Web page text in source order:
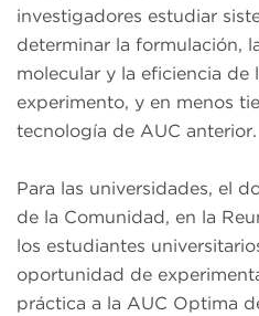
investigadores estudiar
determinar la formulación,
molecular y la eficiencia de
experimento, y en menos
tecnología de AUC anterior.
Para las universidades, el
de la Comunidad, en la
los estudiantes
oportunidad de
práctica a la AUC Optima